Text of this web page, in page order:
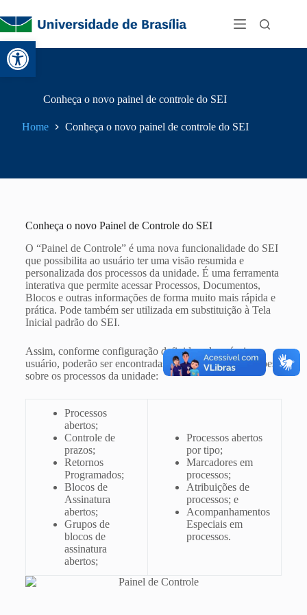
Abrir a barra de ferramentas
Conheça o novo painel de controle do SEI
Home Conheça o novo painel de controle do SEI
Conheça o novo Painel de Controle do SEI
O “Painel de Controle” é uma nova funcionalidade do SEI
que possibilita ao usuário ter uma visão resumida e
personalizada dos processos da unidade. É uma ferramenta
interativa que permite acessar Processos, Documentos,
Blocos e outras informações de forma muito mais rápida e
prática. Pode também ser utilizada em substituição à Tela
Inicial padrão do SEI.
Assim, conforme configuração definida pelo próprio
usuário, poderão ser encontradas as seguintes informações
sobre os processos da unidade:
Processos
abertos;
Controle de
prazos;
Retornos
Programados;
Blocos de
Assinatura
abertos;
Grupos de
blocos de
assinatura
abertos;
Processos abertos
por tipo;
Marcadores em
processos;
Atribuições de
processos; e
Acompanhamentos
Especiais em
processos.